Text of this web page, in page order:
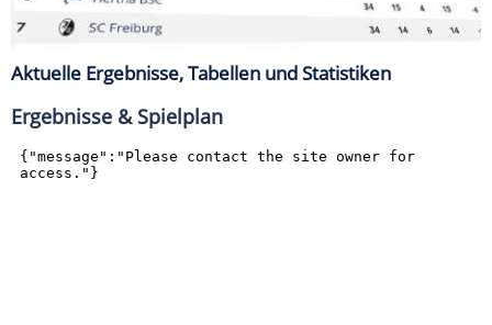
Aktuelle Ergebnisse, Tabellen und Statistiken
Ergebnisse & Spielplan